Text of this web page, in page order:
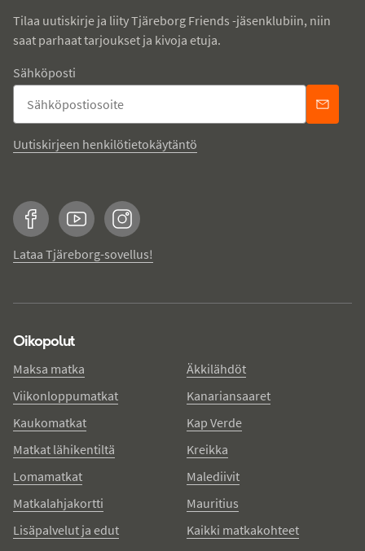
Tilaa uutiskirje ja liity Tjäreborg Friends -jäsenklubiin, niin
saat parhaat tarjoukset ja kivoja etuja.
Sähköposti
Uutiskirjeen henkilötietokäytäntö
FacebookYouTubeInstagram
Lataa Tjäreborg-sovellus!
Oikopolut
Maksa matka
Viikonloppumatkat
Kaukomatkat
Matkat lähikentiltä
Lomamatkat
Matkalahjakortti
Lisäpalvelut ja edut
Äkkilähdöt
Kanariansaaret
Kap Verde
Kreikka
Malediivit
Mauritius
Kaikki matkakohteet